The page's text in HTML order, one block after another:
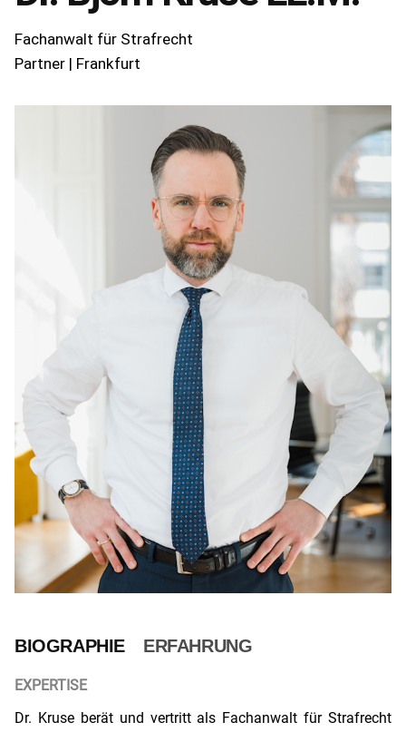
Fachanwalt für Strafrecht
Partner | Frankfurt
BIOGRAPHIE ERFAHRUNG
EXPERTISE
Dr. Kruse berät und vertritt als Fachanwalt für Strafrecht